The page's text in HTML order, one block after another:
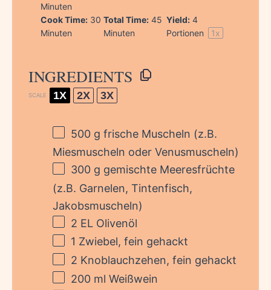
Minuten
Cook Time: 30
Minuten
Total Time: 45
Minuten
Yield: 4
Portionen
1x
INGREDIENTS
SCALE 1X 2X 3X
500 g frische Muscheln (z.B.
Miesmuscheln oder Venusmuscheln)
300 g gemischte Meeresfrüchte
(z.B. Garnelen, Tintenfisch,
Jakobsmuscheln)
2 EL Olivenöl
1 Zwiebel, fein gehackt
2 Knoblauchzehen, fein gehackt
200 ml Weißwein